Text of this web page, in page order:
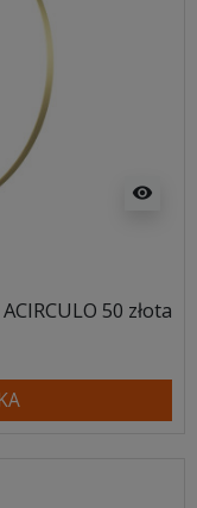
visibility
50 złota